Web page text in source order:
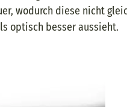
wodurch diese nicht
optisch besser aussieht.